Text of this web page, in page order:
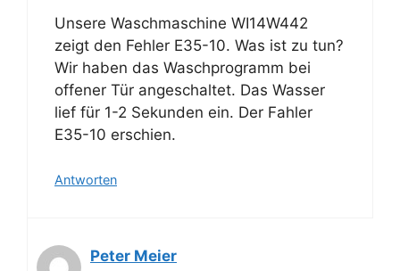
Unsere Waschmaschine WI14W442
zeigt den Fehler E35-10. Was ist zu tun?
Wir haben das Waschprogramm bei
offener Tür angeschaltet. Das Wasser
lief für 1-2 Sekunden ein. Der Fahler
E35-10 erschien.
Antworten
Peter Meier